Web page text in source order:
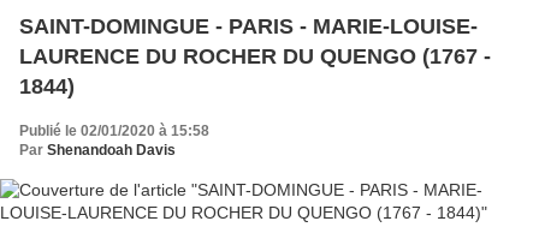
SAINT-DOMINGUE - PARIS - MARIE-LOUISE-
LAURENCE DU ROCHER DU QUENGO (1767 -
1844)
Publié le 02/01/2020 à 15:58
Par Shenandoah Davis